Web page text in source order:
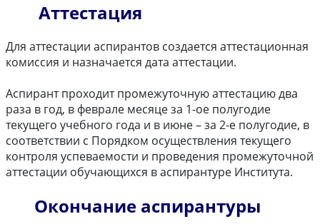
Аттестация
Для аттестации аспирантов создается аттестационная
комиссия и назначается дата аттестации.
Аспирант проходит промежуточную аттестацию два
раза в год, в феврале месяце за 1-ое полугодие
текущего учебного года и в июне – за 2-е полугодие, в
соответствии с Порядком осуществления текущего
контроля успеваемости и проведения промежуточной
аттестации обучающихся в аспирантуре Института.
Окончание аспирантуры